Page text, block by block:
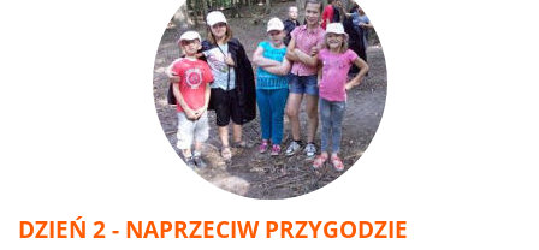
DZIEŃ 2 - NAPRZECIW PRZYGODZIE